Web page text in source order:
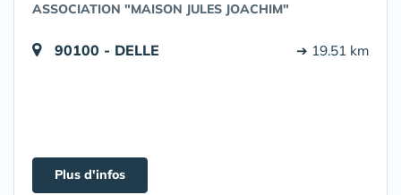
ASSOCIATION "MAISON JULES JOACHIM"
90100 - DELLE ➔ 19.51 km
Plus d'infos